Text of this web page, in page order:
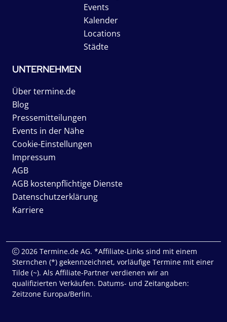
Events
Kalender
Locations
Städte
UNTERNEHMEN
Über termine.de
Blog
Pressemitteilungen
Events in der Nähe
Cookie-Einstellungen
Impressum
AGB
AGB kostenpflichtige Dienste
Datenschutzerklärung
Karriere
2026 Termine.de AG. *Affiliate-Links sind mit einem
Sternchen (*) gekennzeichnet, vorläufige Termine mit einer
Tilde (~). Als Affiliate-Partner verdienen wir an
qualifizierten Verkäufen. Datums- und Zeitangaben:
Zeitzone Europa/Berlin.